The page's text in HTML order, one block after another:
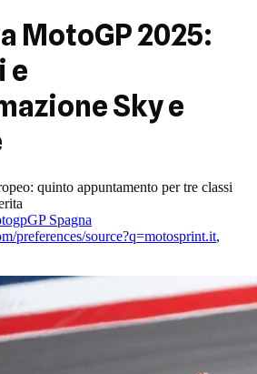
MotoGP 2025:
e
Sky e
quinto appuntamento per tre classi
GP Spagna
preferences/source?q=motosprint.it,